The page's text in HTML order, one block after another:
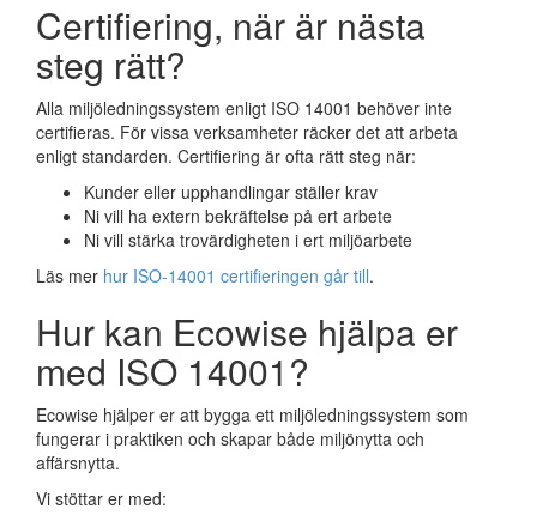
Certifiering, när är nästa
steg rätt?
Alla miljöledningssystem enligt ISO 14001 behöver inte
certifieras. För vissa verksamheter räcker det att arbeta
enligt standarden. Certifiering är ofta rätt steg när:
Kunder eller upphandlingar ställer krav
Ni vill ha extern bekräftelse på ert arbete
Ni vill stärka trovärdigheten i ert miljöarbete
Läs mer hur ISO-14001 certifieringen går till.
Hur kan Ecowise hjälpa er
med ISO 14001?
Ecowise hjälper er att bygga ett miljöledningssystem som
fungerar i praktiken och skapar både miljönytta och
affärsnytta.
Vi stöttar er med: